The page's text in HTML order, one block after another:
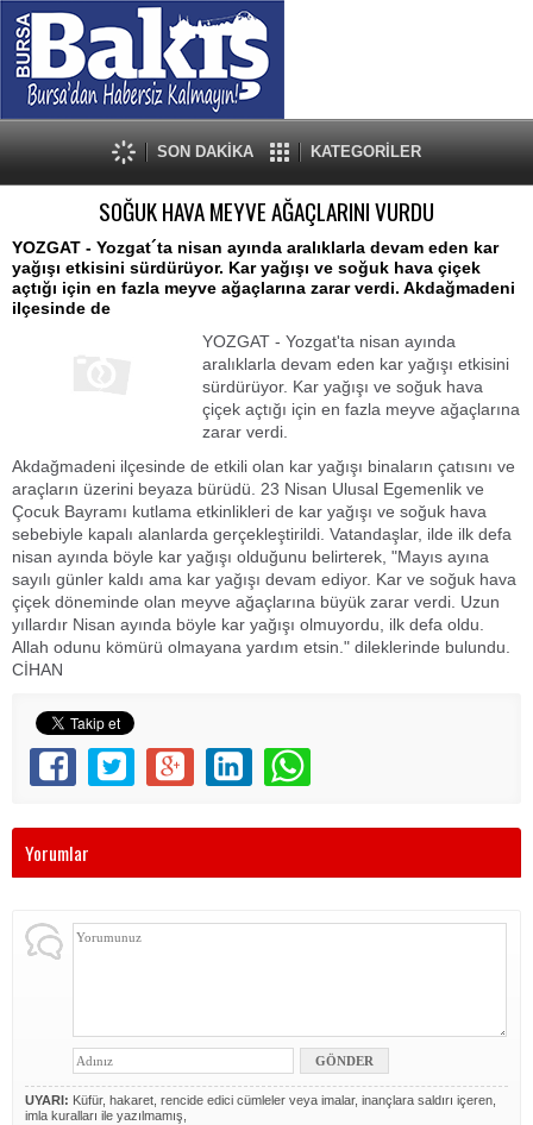
SON DAKİKA KATEGORİLER
SOĞUK HAVA MEYVE AĞAÇLARINI VURDU
YOZGAT - Yozgat´ta nisan ayında aralıklarla devam eden kar
yağışı etkisini sürdürüyor. Kar yağışı ve soğuk hava çiçek
açtığı için en fazla meyve ağaçlarına zarar verdi. Akdağmadeni
ilçesinde de
YOZGAT - Yozgat'ta nisan ayında
aralıklarla devam eden kar yağışı etkisini
sürdürüyor. Kar yağışı ve soğuk hava
çiçek açtığı için en fazla meyve ağaçlarına
zarar verdi.
Akdağmadeni ilçesinde de etkili olan kar yağışı binaların çatısını ve
araçların üzerini beyaza bürüdü. 23 Nisan Ulusal Egemenlik ve
Çocuk Bayramı kutlama etkinlikleri de kar yağışı ve soğuk hava
sebebiyle kapalı alanlarda gerçekleştirildi. Vatandaşlar, ilde ilk defa
nisan ayında böyle kar yağışı olduğunu belirterek, "Mayıs ayına
sayılı günler kaldı ama kar yağışı devam ediyor. Kar ve soğuk hava
çiçek döneminde olan meyve ağaçlarına büyük zarar verdi. Uzun
yıllardır Nisan ayında böyle kar yağışı olmuyordu, ilk defa oldu.
Allah odunu kömürü olmayana yardım etsin." dileklerinde bulundu.
CİHAN
Yorumlar
UYARI: Küfür, hakaret, rencide edici cümleler veya imalar, inançlara saldırı içeren,
imla kuralları ile yazılmamış,